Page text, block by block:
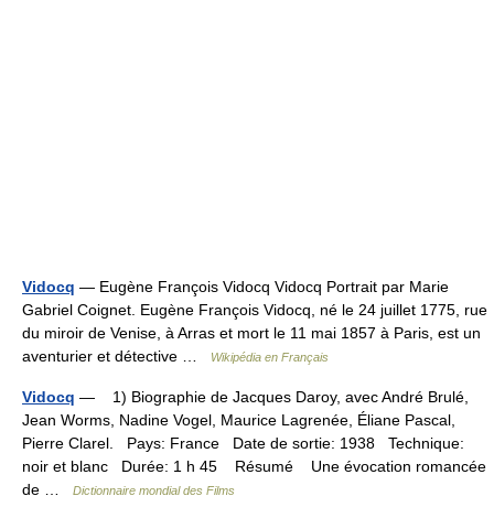
Vidocq — Eugène François Vidocq Vidocq Portrait par Marie
Gabriel Coignet. Eugène François Vidocq, né le 24 juillet 1775, rue
du miroir de Venise, à Arras et mort le 11 mai 1857 à Paris, est un
aventurier et détective …
Wikipédia en Français
Vidocq — 1) Biographie de Jacques Daroy, avec André Brulé,
Jean Worms, Nadine Vogel, Maurice Lagrenée, Éliane Pascal,
Pierre Clarel. Pays: France Date de sortie: 1938 Technique:
noir et blanc Durée: 1 h 45 Résumé Une évocation romancée
de …
Dictionnaire mondial des Films